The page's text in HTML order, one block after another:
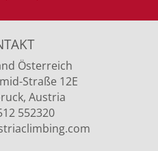
Österreich
Straße 12E
Austria
552320
.com